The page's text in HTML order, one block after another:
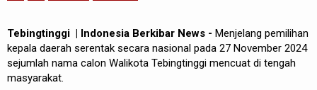
Tebingtinggi | Indonesia Berkibar News - Menjelang pemilihan
kepala daerah serentak secara nasional pada 27 November 2024
sejumlah nama calon Walikota Tebingtinggi mencuat di tengah
masyarakat.